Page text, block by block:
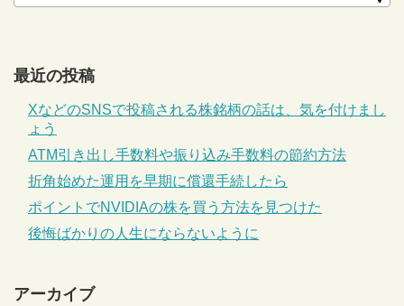
最近の投稿
XなどのSNSで投稿される株銘柄の話は、気を付けまし
ょう
ATM引き出し手数料や振り込み手数料の節約方法
折角始めた運用を早期に償還手続したら
ポイントでNVIDIAの株を買う方法を見つけた
後悔ばかりの人生にならないように
アーカイブ